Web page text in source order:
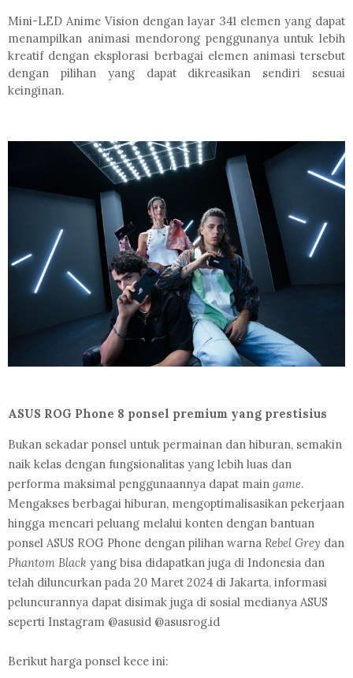
Mini-LED Anime Vision dengan layar 341 elemen yang dapat
menampilkan animasi mendorong penggunanya untuk lebih
kreatif dengan eksplorasi berbagai elemen animasi tersebut
dengan pilihan yang dapat dikreasikan sendiri sesuai
keinginan.
ASUS ROG Phone 8 ponsel premium yang prestisius
Bukan sekadar ponsel untuk permainan dan hiburan, semakin
naik kelas dengan fungsionalitas yang lebih luas dan
performa maksimal penggunaannya dapat main game.
Mengakses berbagai hiburan, mengoptimalisasikan pekerjaan
hingga mencari peluang melalui konten dengan bantuan
ponsel ASUS ROG Phone dengan pilihan warna Rebel Grey dan
Phantom Black yang bisa didapatkan juga di Indonesia dan
telah diluncurkan pada 20 Maret 2024 di Jakarta, informasi
peluncurannya dapat disimak juga di sosial medianya ASUS
seperti Instagram @asusid @asusrog.id
Berikut harga ponsel kece ini: